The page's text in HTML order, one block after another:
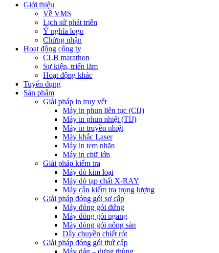
Giới thiệu
Về VMS
Lịch sử phát triển
Ý nghĩa logo
Chứng nhận
Hoạt động công ty
CLB marathon
Sự kiện, triển lãm
Hoạt động khác
Tuyển dụng
Sản phẩm
Giải pháp in truy vết
Máy in phun liên tục (CIJ)
Máy in phun nhiệt (TIJ)
Máy in truyền nhiệt
Máy khắc Laser
Máy in tem nhãn
Máy in chữ lớn
Giải pháp kiểm tra
Máy dò kim loại
Máy dò tạp chất X-RAY
Máy cân kiểm tra trọng lượng
Giải pháp đóng gói sơ cấp
Máy đóng gói đứng
Máy đóng gói ngang
Máy đóng gói nông sản
Dây chuyền chiết rót
Giải pháp đóng gói thứ cấp